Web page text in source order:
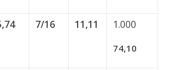
7/16 11,11 1.000
74,10